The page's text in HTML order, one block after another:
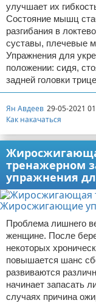
улучшает их
Состояние мышц
разгибания в
суставы, плечевые
Упражнения для
положении: сидя,
задней головки
Ян Авдеев 29-05-2021
Как накачаться
тренажерном
упражнения
Проблема лишнего
женщине. После
некоторых
повышается шанс
развиваются
начинает запасать
случаях причина